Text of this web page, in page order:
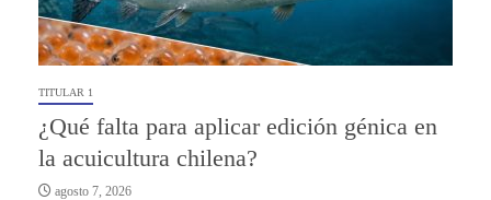
TITULAR 1
¿Qué falta para aplicar edición génica en
la acuicultura chilena?
agosto 7, 2026